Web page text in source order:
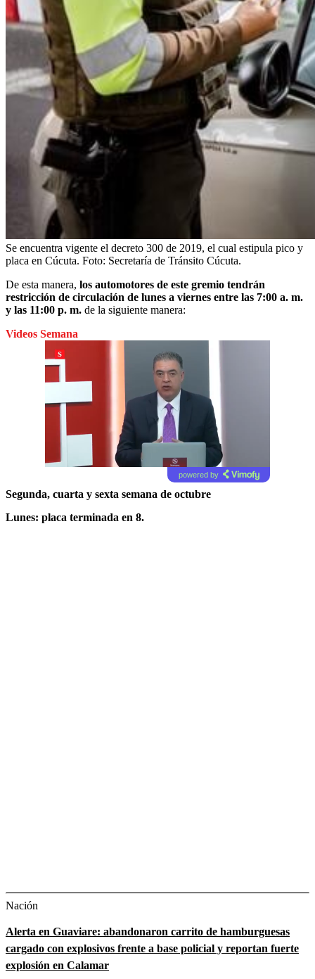
Se encuentra vigente el decreto 300 de 2019, el cual estipula pico y
placa en Cúcuta. Foto: Secretaría de Tránsito Cúcuta.
De esta manera, los automotores de este gremio tendrán
restricción de circulación de lunes a viernes entre las 7:00 a. m.
y las 11:00 p. m. de la siguiente manera:
Videos Semana
powered by
Segunda, cuarta y sexta semana de octubre
Lunes: placa terminada en 8.
Nación
Alerta en Guaviare: abandonaron carrito de hamburguesas
cargado con explosivos frente a base policial y reportan fuerte
explosión en Calamar